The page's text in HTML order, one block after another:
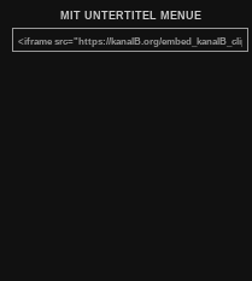
MIT UNTERTITEL MENUE